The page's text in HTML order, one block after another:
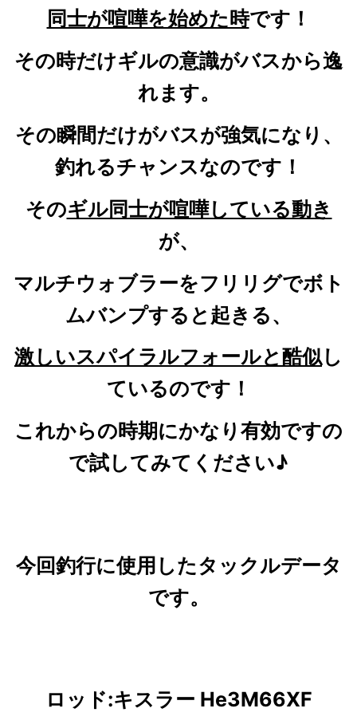
同士が喧嘩を始めた時です！
その時だけギルの意識がバスから逸
れます。
その瞬間だけがバスが強気になり、
釣れるチャンスなのです！
そのギル同士が喧嘩している動き
が、
マルチウォブラーをフリリグでボト
ムバンプすると起きる、
激しいスパイラルフォールと酷似し
ているのです！
これからの時期にかなり有効ですの
で試してみてください♪
今回釣行に使用したタックルデータ
です。
ロッド:キスラー He3M66XF